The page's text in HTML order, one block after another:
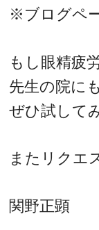
※ブログペ
もし眼精疲
先生の院に
ぜひ試して
またリクエ
関野正顕